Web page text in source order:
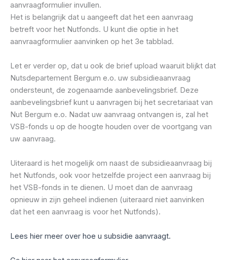
aanvraagformulier invullen.
Het is belangrijk dat u aangeeft dat het een aanvraag
betreft voor het Nutfonds. U kunt die optie in het
aanvraagformulier aanvinken op het 3e tabblad.
Let er verder op, dat u ook de brief upload waaruit blijkt dat
Nutsdepartement Bergum e.o. uw subsidieaanvraag
ondersteunt, de zogenaamde aanbevelingsbrief. Deze
aanbevelingsbrief kunt u aanvragen bij het secretariaat van
Nut Bergum e.o. Nadat uw aanvraag ontvangen is, zal het
VSB-fonds u op de hoogte houden over de voortgang van
uw aanvraag.
Uiteraard is het mogelijk om naast de subsidieaanvraag bij
het Nutfonds, ook voor hetzelfde project een aanvraag bij
het VSB-fonds in te dienen. U moet dan de aanvraag
opnieuw in zijn geheel indienen (uiteraard niet aanvinken
dat het een aanvraag is voor het Nutfonds).
Lees hier meer over hoe u subsidie aanvraagt.